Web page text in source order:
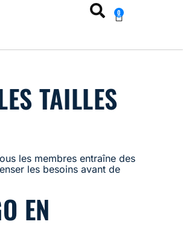
0
TAILLES
les membres entraîne des
les besoins avant de
EN